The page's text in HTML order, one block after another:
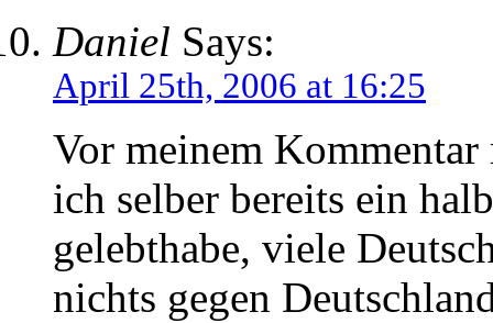
Daniel Says:
April 25th, 2006 at 16:25
Vor meinem Kommentar
ich selber bereits ein
gelebthabe, viele
nichts gegen